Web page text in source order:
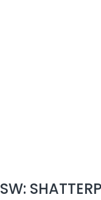
SW: